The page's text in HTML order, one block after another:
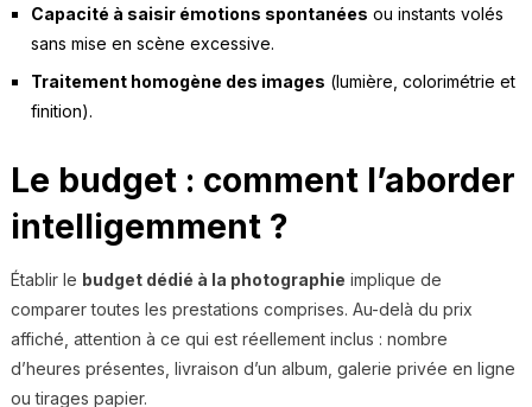
Capacité à saisir émotions spontanées ou instants volés
sans mise en scène excessive.
Traitement homogène des images (lumière, colorimétrie et
finition).
Le budget : comment l’aborder
intelligemment ?
Établir le budget dédié à la photographie implique de
comparer toutes les prestations comprises. Au-delà du prix
affiché, attention à ce qui est réellement inclus : nombre
d’heures présentes, livraison d’un album, galerie privée en ligne
ou tirages papier.